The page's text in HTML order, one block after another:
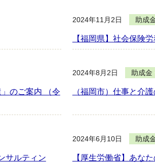
2024年11月2日 助成
【福岡県】社会保険
のご案内 （令
2024年8月2日 助成金
（福岡市）仕事と介
サルティン
2024年6月10日 助成
【厚生労働省】あな